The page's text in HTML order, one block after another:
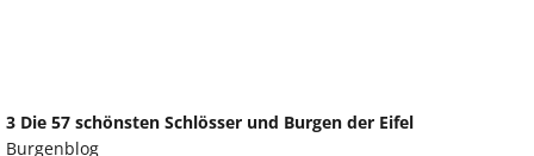
3 Die 57 schönsten Schlösser und Burgen der Eifel
Burgenblog